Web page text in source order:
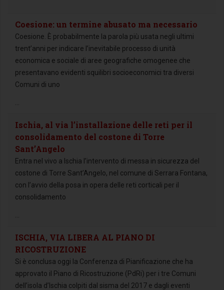
Coesione: un termine abusato ma necessario
Coesione. È probabilmente la parola più usata negli ultimi
trent’anni per indicare l’inevitabile processo di unità
economica e sociale di aree geografiche omogenee che
presentavano evidenti squilibri socioeconomici tra diversi
Comuni di uno
Ischia, al via l’installazione delle reti per il
consolidamento del costone di Torre
Sant’Angelo
Entra nel vivo a Ischia l’intervento di messa in sicurezza del
costone di Torre Sant’Angelo, nel comune di Serrara Fontana,
con l’avvio della posa in opera delle reti corticali per il
consolidamento
ISCHIA, VIA LIBERA AL PIANO DI
RICOSTRUZIONE
Si è conclusa oggi la Conferenza di Pianificazione che ha
approvato il Piano di Ricostruzione (PdRi) per i tre Comuni
dell’isola d’Ischia colpiti dal sisma del 2017 e dagli eventi